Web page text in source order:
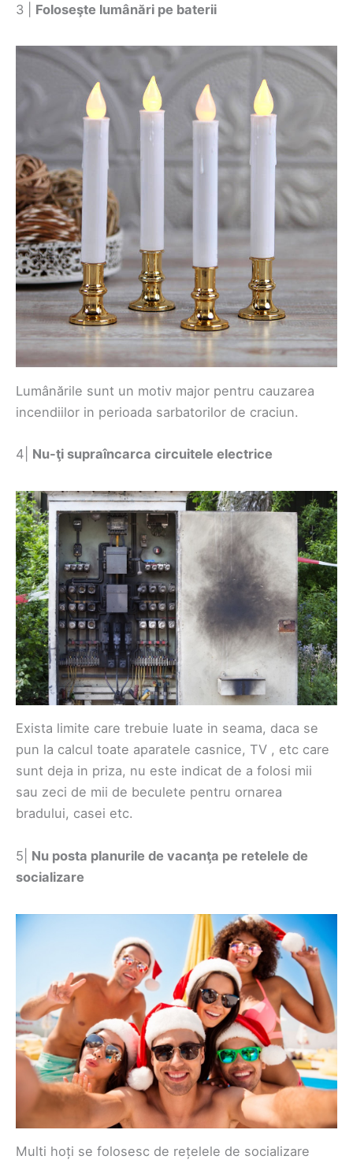
3 | Foloseşte lumânări pe baterii
Lumânările sunt un motiv major pentru cauzarea
incendiilor in perioada sarbatorilor de craciun.
4| Nu-ţi supraîncarca circuitele electrice
Exista limite care trebuie luate in seama, daca se
pun la calcul toate aparatele casnice, TV , etc care
sunt deja in priza, nu este indicat de a folosi mii
sau zeci de mii de beculete pentru ornarea
bradului, casei etc.
5| Nu posta planurile de vacanţa pe retelele de
socializare
Multi hoți se folosesc de rețelele de socializare